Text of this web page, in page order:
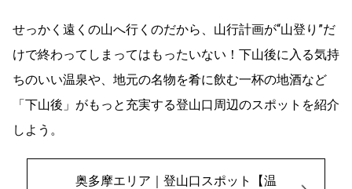
せっかく遠くの山へ行くのだから、山行計画が“山登り”だ
けで終わってしまってはもったいない！下山後に入る気持
ちのいい温泉や、地元の名物を肴に飲む一杯の地酒など
「下山後」がもっと充実する登山口周辺のスポットを紹介
しよう。
奥多摩エリア｜登山口スポット【温